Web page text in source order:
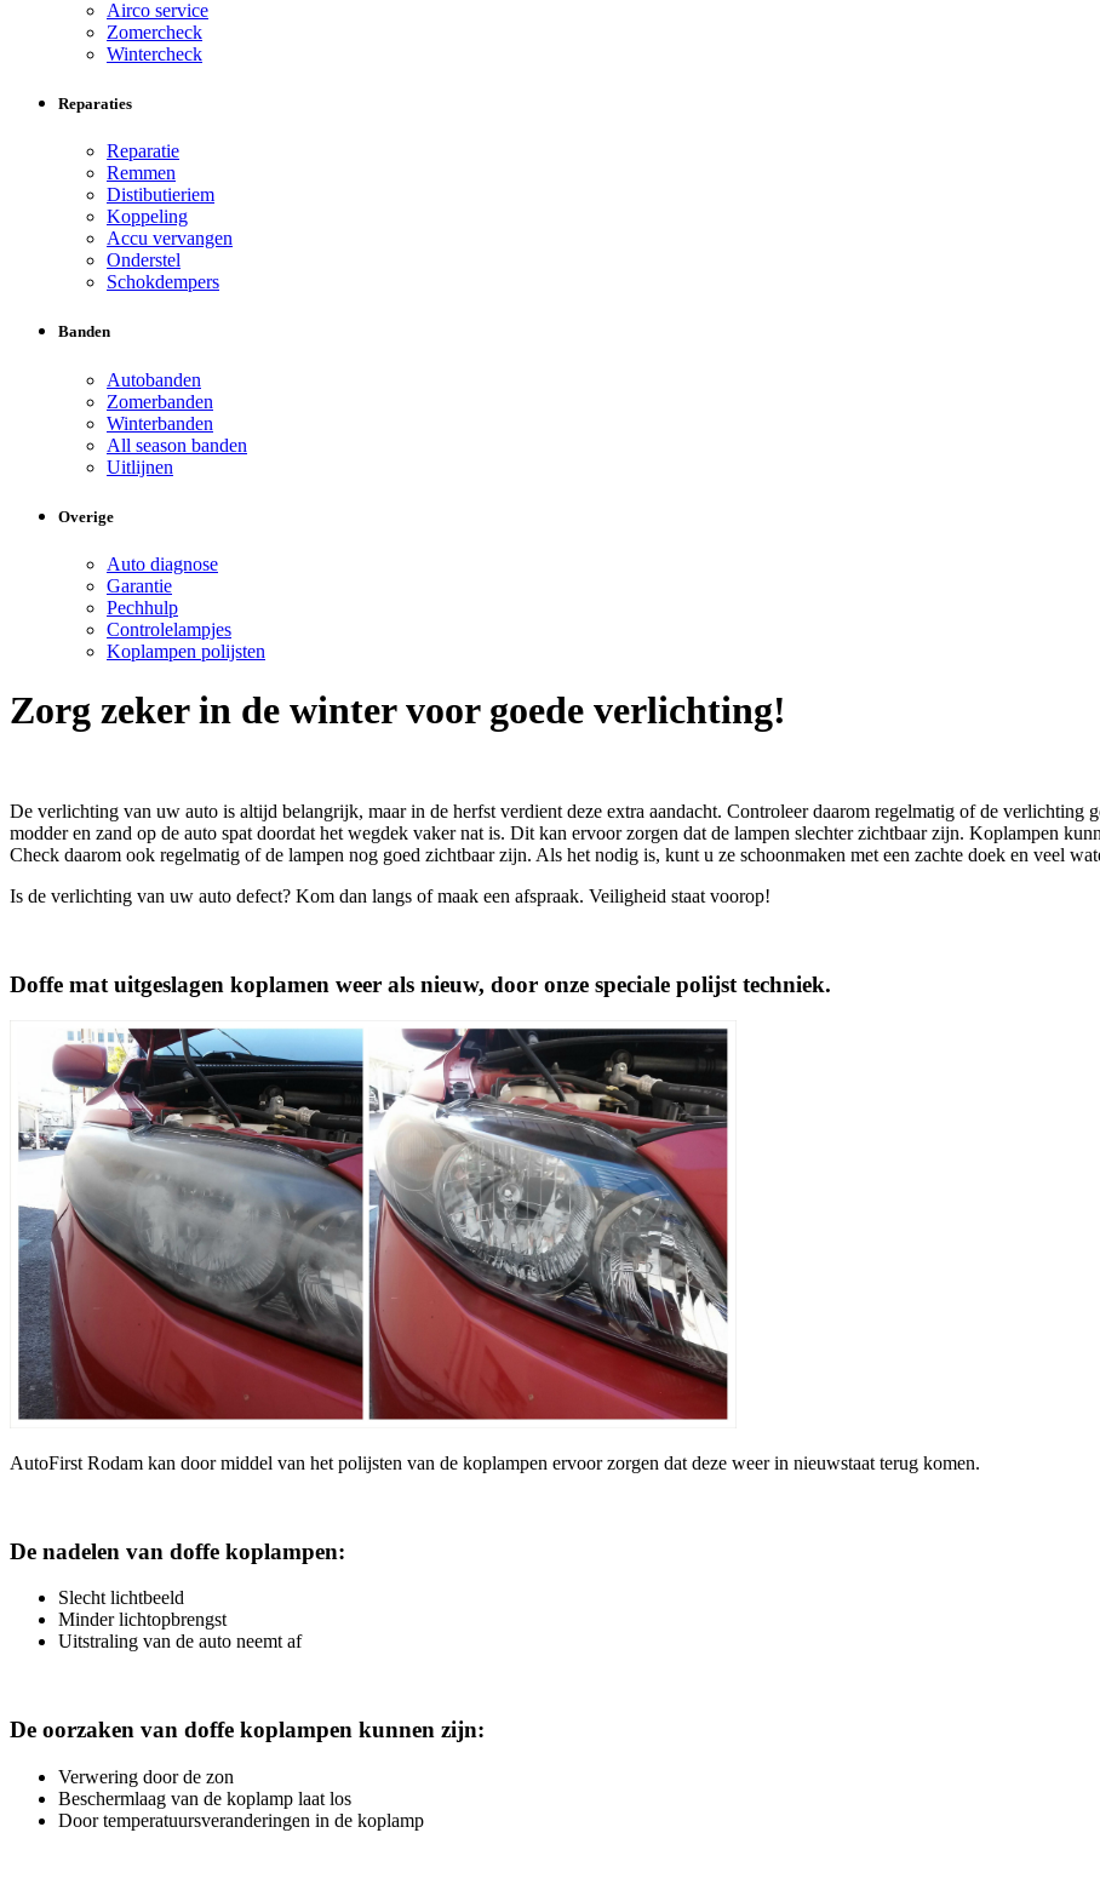
Airco service
Zomercheck
Wintercheck
Reparaties
Reparatie
Remmen
Distibutieriem
Koppeling
Accu vervangen
Onderstel
Schokdempers
Banden
Autobanden
Zomerbanden
Winterbanden
All season banden
Uitlijnen
Overige
Auto diagnose
Garantie
Pechhulp
Controlelampjes
Koplampen polijsten
Zorg zeker in de winter voor goede verlichting!
De verlichting van uw auto is altijd belangrijk, maar in de herfst verdient deze extra aandacht. Controleer daarom regelmatig of de verlichting
modder en zand op de auto spat doordat het wegdek vaker nat is. Dit kan ervoor zorgen dat de lampen slechter zichtbaar zijn. Koplampen
Check daarom ook regelmatig of de lampen nog goed zichtbaar zijn. Als het nodig is, kunt u ze schoonmaken met een zachte doek en veel
Is de verlichting van uw auto defect? Kom dan langs of maak een afspraak. Veiligheid staat voorop!
Doffe mat uitgeslagen koplamen weer als nieuw, door onze speciale polijst techniek.
AutoFirst Rodam kan door middel van het polijsten van de koplampen ervoor zorgen dat deze weer in nieuwstaat terug komen.
De nadelen van doffe koplampen:
Slecht lichtbeeld
Minder lichtopbrengst
Uitstraling van de auto neemt af
De oorzaken van doffe koplampen kunnen zijn:
Verwering door de zon
Beschermlaag van de koplamp laat los
Door temperatuursveranderingen in de koplamp